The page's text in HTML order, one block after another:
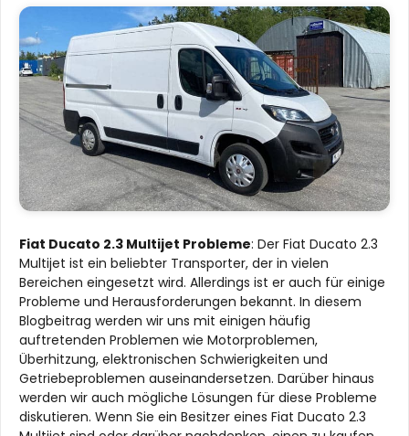
Fiat Ducato 2.3 Multijet Probleme: Der Fiat Ducato 2.3
Multijet ist ein beliebter Transporter, der in vielen
Bereichen eingesetzt wird. Allerdings ist er auch für einige
Probleme und Herausforderungen bekannt. In diesem
Blogbeitrag werden wir uns mit einigen häufig
auftretenden Problemen wie Motorproblemen,
Überhitzung, elektronischen Schwierigkeiten und
Getriebeproblemen auseinandersetzen. Darüber hinaus
werden wir auch mögliche Lösungen für diese Probleme
diskutieren. Wenn Sie ein Besitzer eines Fiat Ducato 2.3